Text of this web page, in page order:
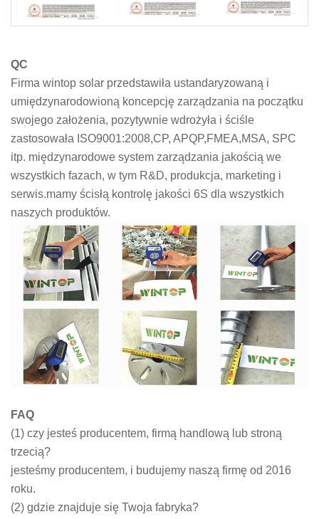
QC
Firma wintop solar przedstawiła ustandaryzowaną i
umiędzynarodowioną koncepcję zarządzania na początku
swojego założenia, pozytywnie wdrożyła i ściśle
zastosowała ISO9001:2008,CP, APQP,FMEA,MSA, SPC
itp. międzynarodowe system zarządzania jakością we
wszystkich fazach, w tym R&D, produkcja, marketing i
serwis.mamy ścisłą kontrolę jakości 6S dla wszystkich
naszych produktów.
FAQ
(1) czy jesteś producentem, firmą handlową lub stroną
trzecią?
jesteśmy producentem, i budujemy naszą firmę od 2016
roku.
(2) gdzie znajduje się Twoja fabryka?